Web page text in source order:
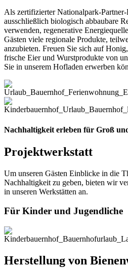
Als zertifizierter Nationalpark-
ausschließlich biologisch abbaubare
verwenden, regenerative
Gästen viele regionale Produkte,
anzubieten. Freuen Sie sich auf
frische Eier und Wurstprodukte von
Sie in unserem Hofladen erwerben
Nachhaltigkeit erleben für Groß
Projektwerkstatt
Um unseren Gästen Einblicke in die
Nachhaltigkeit zu geben, bieten wir
in unseren Werkstätten an.
Für Kinder und Jugendliche
Herstellung von